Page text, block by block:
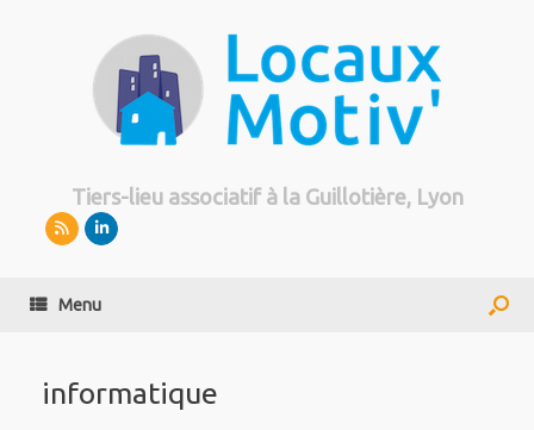
Tiers-lieu associatif à la Guillotière, Lyon
Menu
informatique